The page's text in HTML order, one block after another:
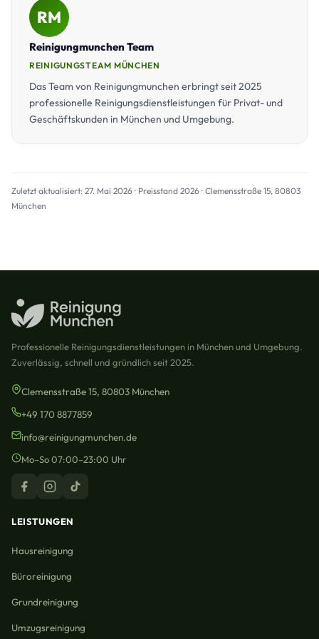
RM
Reinigungmunchen Team
REINIGUNGSTEAM MÜNCHEN
Das Team von Reinigungmunchen erbringt seit 2025
professionelle Reinigungsdienstleistungen für Privat- und
Geschäftskunden in München und Umgebung.
Zuletzt aktualisiert: 27. Mai 2026 · Preisstand 2026 · Clemensstraße 15, 80803
München
Professionelle Reinigungsdienstleistungen in München und Umgebung.
Zuverlässig, schnell und gründlich seit 2025.
Clemensstraße 15, 80803 München
+49 170 8877859
info@reinigungmunchen.de
Mo–So 07:00–23:00 Uhr
LEISTUNGEN
Hausreinigung
Büroreinigung
Grundreinigung
Umzugsreinigung